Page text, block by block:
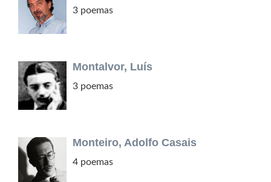
3 poemas
Montalvor, Luís
3 poemas
Monteiro, Adolfo Casais
4 poemas